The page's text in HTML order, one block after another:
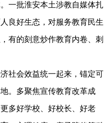
一批淮安本土涉教自媒体扎
良好生态，对服务教育民生
有的刻意炒作教育内卷、刺
社会效益统一起来，锚定可
。多聚焦宣传教育改革成
多好学校、好校长、好老